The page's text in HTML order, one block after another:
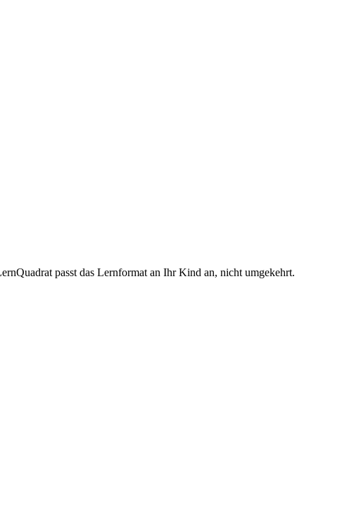
passt das Lernformat an Ihr Kind an, nicht umgekehrt.